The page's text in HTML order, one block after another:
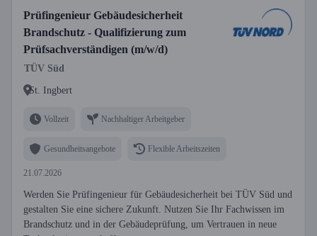
Prüfingenieur Gebäudesicherheit
Brandschutz - Qualifizierung zum
Prüfsachverständigen (m/w/d)
TÜV Süd
St. Ingbert
Vollzeit Nachhaltiger Arbeitgeber
Gesundheitsangebote Flexible Arbeitszeiten
21.07.2026
Werden Sie Prüfingenieur für Gebäudesicherheit bei TÜV Süd und
gestalten Sie eine sichere Zukunft. Nutzen Sie Ihr Fachwissen im
Brandschutz und in der Gebäudeprüfung, um Vertrauen in neue